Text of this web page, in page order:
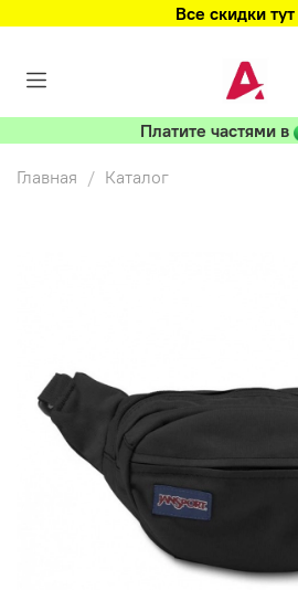
Все скидки тут
Платите частями в
Главная Каталог